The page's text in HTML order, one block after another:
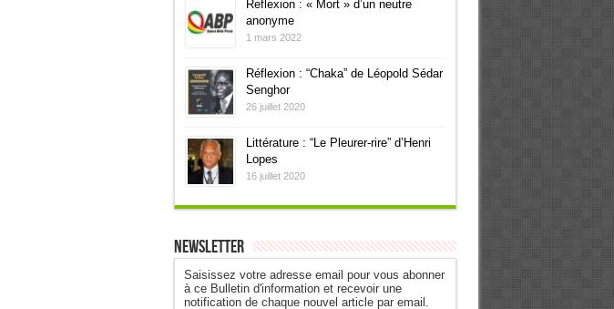
Reflexion : « Mort » d’un neutre
anonyme
1 mars 2022
Réflexion : “Chaka” de Léopold Sédar
Senghor
26 juillet 2020
Littérature : “Le Pleurer-rire” d’Henri
Lopes
16 juillet 2020
Newsletter
Saisissez votre adresse email pour vous abonner
à ce Bulletin d'information et recevoir une
notification de chaque nouvel article par email.